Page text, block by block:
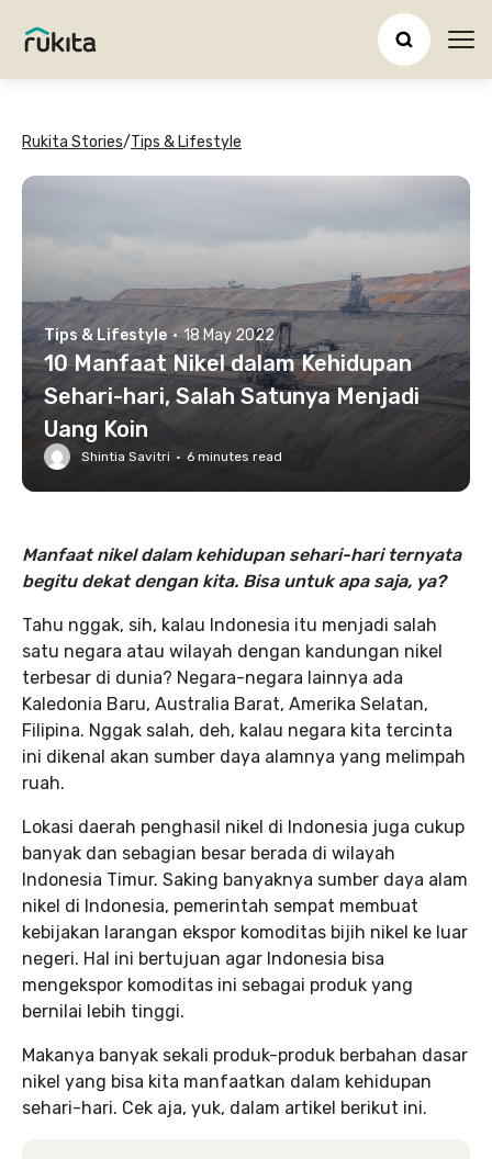
Rukita Stories/Tips & Lifestyle
Tips & Lifestyle · 18 May 2022
10 Manfaat Nikel dalam Kehidupan
Sehari-hari, Salah Satunya Menjadi
Uang Koin
Shintia Savitri · 6 minutes read
Manfaat nikel dalam kehidupan sehari-hari ternyata
begitu dekat dengan kita. Bisa untuk apa saja, ya?
Tahu nggak, sih, kalau Indonesia itu menjadi salah
satu negara atau wilayah dengan kandungan nikel
terbesar di dunia? Negara-negara lainnya ada
Kaledonia Baru, Australia Barat, Amerika Selatan,
Filipina. Nggak salah, deh, kalau negara kita tercinta
ini dikenal akan sumber daya alamnya yang melimpah
ruah.
Lokasi daerah penghasil nikel di Indonesia juga cukup
banyak dan sebagian besar berada di wilayah
Indonesia Timur. Saking banyaknya sumber daya alam
nikel di Indonesia, pemerintah sempat membuat
kebijakan larangan ekspor komoditas bijih nikel ke luar
negeri. Hal ini bertujuan agar Indonesia bisa
mengekspor komoditas ini sebagai produk yang
bernilai lebih tinggi.
Makanya banyak sekali produk-produk berbahan dasar
nikel yang bisa kita manfaatkan dalam kehidupan
sehari-hari. Cek aja, yuk, dalam artikel berikut ini.